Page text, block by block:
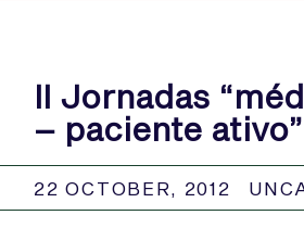
II Jornadas
– paciente ativo”
22 OCTOBER, 2012